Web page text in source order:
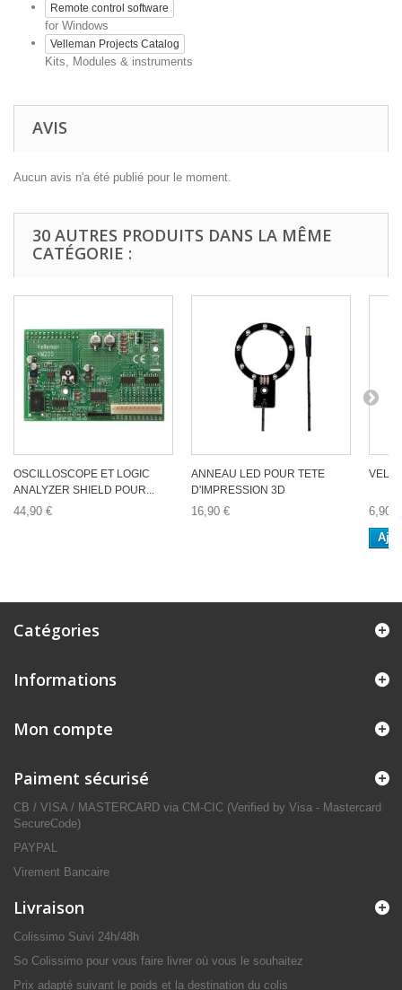
Remote control software
for Windows
Velleman Projects Catalog
Kits, Modules & instruments
AVIS
Aucun avis n'a été publié pour le moment.
30 AUTRES PRODUITS DANS LA MÊME
CATÉGORIE :
OSCILLOSCOPE ET LOGIC
ANALYZER SHIELD POUR...
44,90 €
ANNEAU LED POUR TETE
D'IMPRESSION 3D
16,90 €
6,90 €
Catégories
Informations
Mon compte
Paiment sécurisé
CB / VISA / MASTERCARD via CM-CIC (Verified by Visa - Mastercard
SecureCode)
PAYPAL
Virement Bancaire
Livraison
Colissimo Suivi 24h/48h
So Colissimo pour vous faire livrer où vous le souhaitez
Prix adapté suivant le poids et la destination du colis